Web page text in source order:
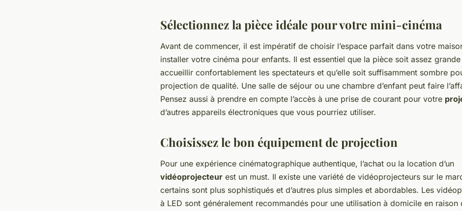
Sélectionnez la pièce idéale pour votre mini-cinéma
Avant de commencer, il est impératif de choisir l’espace parfait dans votre
installer votre cinéma pour enfants. Il est essentiel que la pièce soit assez
accueillir confortablement les spectateurs et qu’elle soit suffisamment sombre
projection de qualité. Une salle de séjour ou une chambre d’enfant peut faire
Pensez aussi à prendre en compte l’accès à une prise de courant pour votre
d’autres appareils électroniques que vous pourriez utiliser.
Choisissez le bon équipement de projection
Pour une expérience cinématographique authentique, l’achat ou la location d’un
vidéoprojecteur est un must. Il existe une variété de vidéoprojecteurs sur le
certains sont plus sophistiqués et d’autres plus simples et abordables. Les
à LED sont généralement recommandés pour une utilisation à domicile en raison